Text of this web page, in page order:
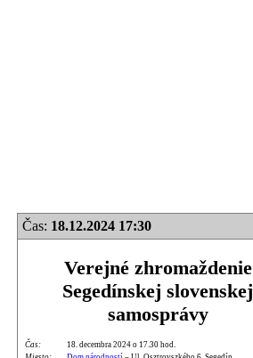
Čas: 18.12.2024 17:30
Verejné zhromaždenie
Segedínskej slovenskej
samosprávy
Čas:
18. decembra 2024 o 17.30 hod.